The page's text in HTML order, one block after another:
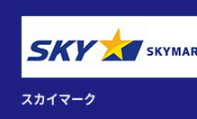
スカイマーク